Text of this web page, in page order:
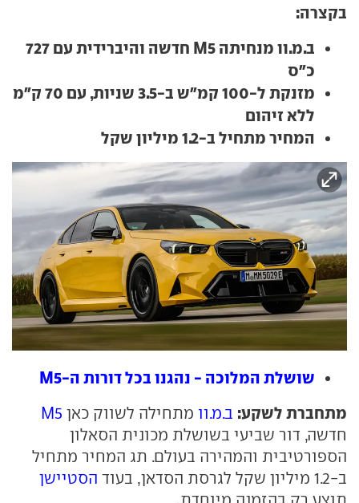
בקצרה:
ב.מ.וו מנחיתה M5 חדשה והיברידית עם 727
כ"ס
מזנקת ל-100 קמ"ש ב-3.5 שניות, עם 70 ק"מ
ללא זיהום
המחיר מתחיל ב-1.2 מיליון שקל
שושלת המלוכה - נהגנו בכל דורות ה-M5
מתחברת לשקע: ב.מ.וו מתחילה לשווק כאן M5
חדשה, דור שביעי בשושלת מכונית הסאלון
הספורטיבית והמהירה בעולם. תג המחיר מתחיל
ב-1.2 מיליון שקל לגרסת הסדאן, בעוד
הסטיישן